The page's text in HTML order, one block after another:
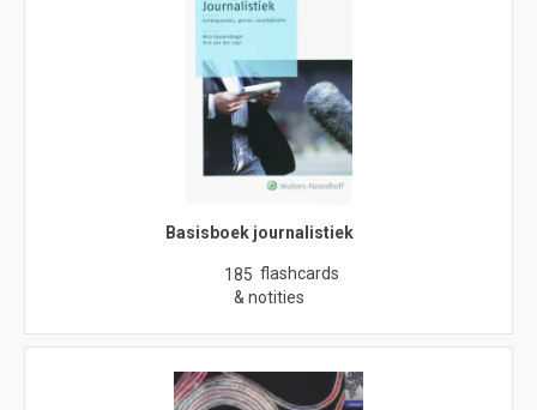
Basisboek journalistiek
185 flashcards
& notities